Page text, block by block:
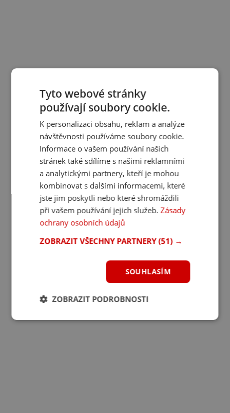
Tyto webové stránky
používají soubory cookie.
K personalizaci obsahu, reklam a analýze
návštěvnosti používáme soubory cookie.
Informace o vašem používání našich
stránek také sdílíme s našimi reklamními
a analytickými partnery, kteří je mohou
kombinovat s dalšími informacemi, které
jste jim poskytli nebo které shromáždili
při vašem používání jejich služeb.Zásady
ochrany osobních údajů
ZOBRAZIT VŠECHNY PARTNERY(51) →
SOUHLASÍM
ZOBRAZIT PODROBNOSTI